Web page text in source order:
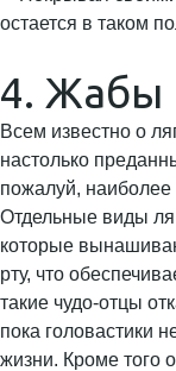
4. Жабы
Всем известно о
настолько
пожалуй,
Отдельные виды
которые
рту, что
такие чудо-отцы
пока головастики
жизни. Кроме того